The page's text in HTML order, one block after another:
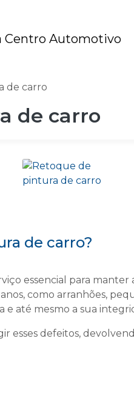
de carro
de carro
de carro?
essencial para
como arranhões,
até mesmo a sua
esses defeitos,